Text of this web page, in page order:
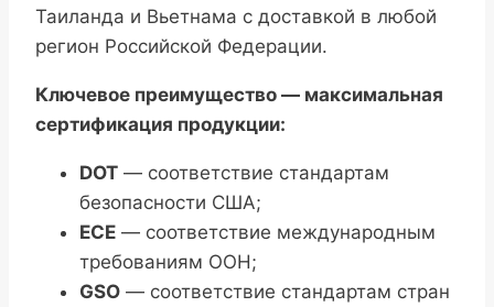
Таиланда и Вьетнама с доставкой в любой
регион Российской Федерации.
Ключевое преимущество — максимальная
сертификация продукции:
DOT — соответствие стандартам
безопасности США;
ECE — соответствие международным
требованиям ООН;
GSO — соответствие стандартам стран